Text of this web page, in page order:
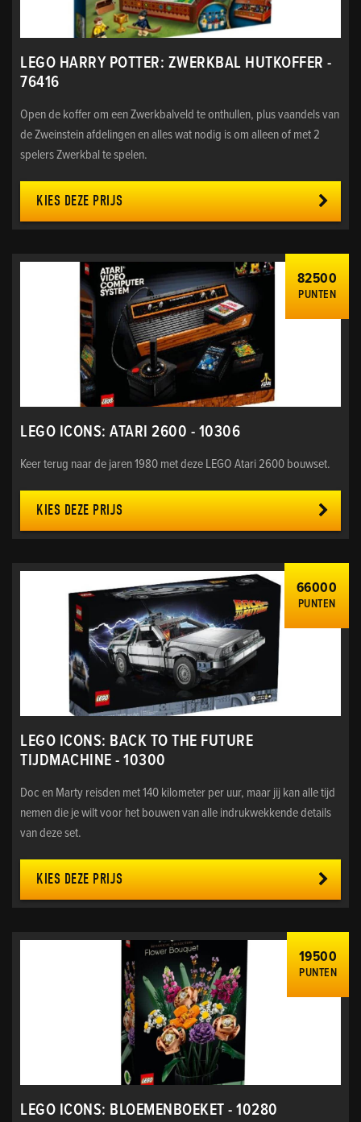
LEGO HARRY POTTER: ZWERKBAL HUTKOFFER -
76416
Open de koffer om een Zwerkbalveld te onthullen, plus vaandels van
de Zweinstein afdelingen en alles wat nodig is om alleen of met 2
spelers Zwerkbal te spelen.
KIES DEZE PRIJS
82500
PUNTEN
LEGO ICONS: ATARI 2600 - 10306
Keer terug naar de jaren 1980 met deze LEGO Atari 2600 bouwset.
KIES DEZE PRIJS
66000
PUNTEN
LEGO ICONS: BACK TO THE FUTURE
TIJDMACHINE - 10300
Doc en Marty reisden met 140 kilometer per uur, maar jij kan alle tijd
nemen die je wilt voor het bouwen van alle indrukwekkende details
van deze set.
KIES DEZE PRIJS
19500
PUNTEN
LEGO ICONS: BLOEMENBOEKET - 10280